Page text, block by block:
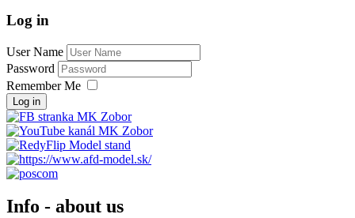
Log in
User Name
Password
Remember Me
Log in
Info - about us